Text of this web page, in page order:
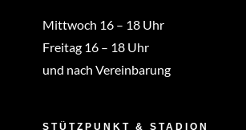
Mittwoch 16 – 18 Uhr
Freitag 16 – 18 Uhr
und nach Vereinbarung
STÜTZPUNKT & STADION